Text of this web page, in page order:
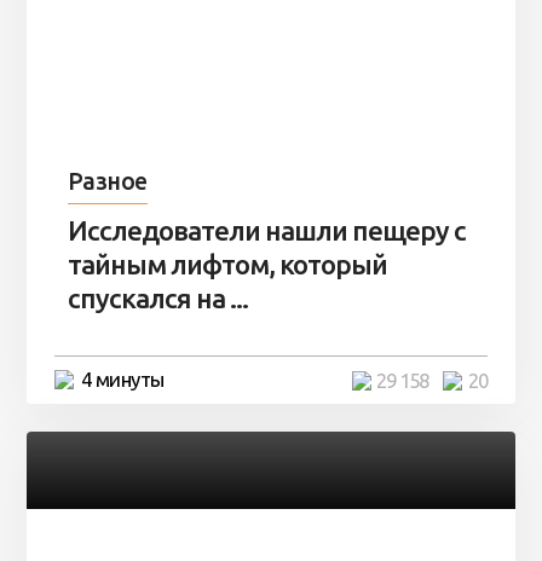
Разное
Исследователи нашли пещеру с
тайным лифтом, который
спускался на ...
4 минуты 20
29 158